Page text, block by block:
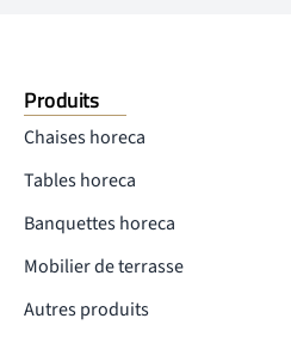
Produits
Chaises horeca
Tables horeca
Banquettes horeca
Mobilier de terrasse
Autres produits